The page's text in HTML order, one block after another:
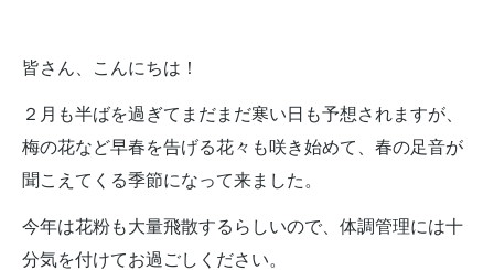
皆さん、こんにちは！
２月も半ばを過ぎてまだまだ寒い日も予想されますが、
梅の花など早春を告げる花々も咲き始めて、 春の足音が
聞こえてくる季節になって来ました。
今年は花粉も大量飛散するらしいので、体調管理には十
分気を付けてお過ごしください。